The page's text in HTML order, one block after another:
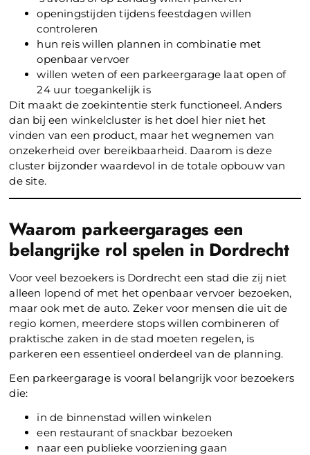
openingstijden tijdens feestdagen willen
controleren
hun reis willen plannen in combinatie met
openbaar vervoer
willen weten of een parkeergarage laat open of
24 uur toegankelijk is
Dit maakt de zoekintentie sterk functioneel. Anders
dan bij een winkelcluster is het doel hier niet het
vinden van een product, maar het wegnemen van
onzekerheid over bereikbaarheid. Daarom is deze
cluster bijzonder waardevol in de totale opbouw van
de site.
Waarom parkeergarages een
belangrijke rol spelen in Dordrecht
Voor veel bezoekers is Dordrecht een stad die zij niet
alleen lopend of met het openbaar vervoer bezoeken,
maar ook met de auto. Zeker voor mensen die uit de
regio komen, meerdere stops willen combineren of
praktische zaken in de stad moeten regelen, is
parkeren een essentieel onderdeel van de planning.
Een parkeergarage is vooral belangrijk voor bezoekers
die:
in de binnenstad willen winkelen
een restaurant of snackbar bezoeken
naar een publieke voorziening gaan